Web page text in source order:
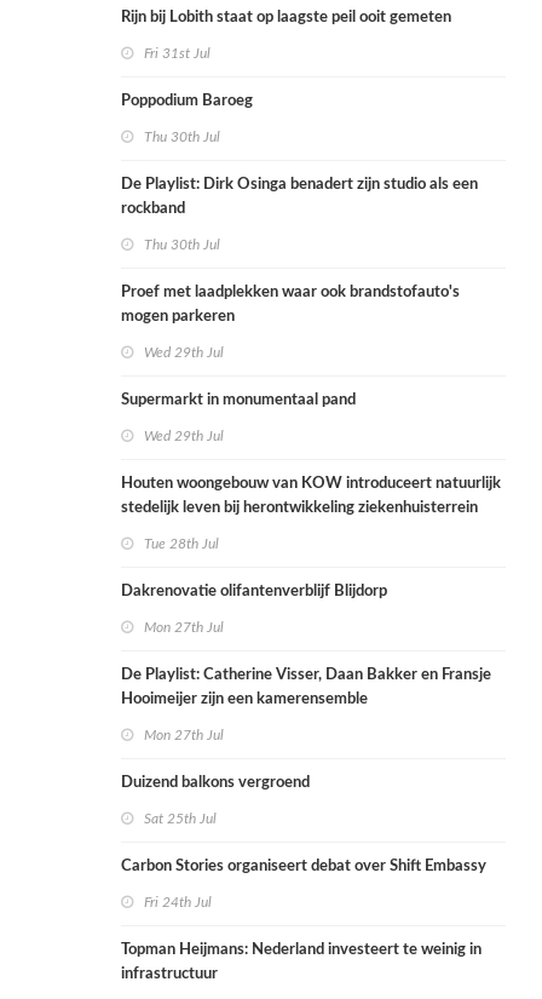
Rijn bij Lobith staat op laagste peil ooit gemeten
Fri 31st Jul
Poppodium Baroeg
Thu 30th Jul
De Playlist: Dirk Osinga benadert zijn studio als een
rockband
Thu 30th Jul
Proef met laadplekken waar ook brandstofauto's
mogen parkeren
Wed 29th Jul
Supermarkt in monumentaal pand
Wed 29th Jul
Houten woongebouw van KOW introduceert natuurlijk
stedelijk leven bij herontwikkeling ziekenhuisterrein
Tue 28th Jul
Dakrenovatie olifantenverblijf Blijdorp
Mon 27th Jul
De Playlist: Catherine Visser, Daan Bakker en Fransje
Hooimeijer zijn een kamerensemble
Mon 27th Jul
Duizend balkons vergroend
Sat 25th Jul
Carbon Stories organiseert debat over Shift Embassy
Fri 24th Jul
Topman Heijmans: Nederland investeert te weinig in
infrastructuur